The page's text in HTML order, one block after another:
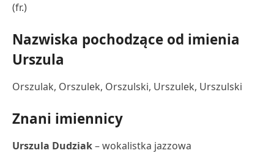
(fr.)
Nazwiska pochodzące od imienia
Urszula
Orszulak, Orszulek, Orszulski, Urszulek, Urszulski
Znani imiennicy
Urszula Dudziak– wokalistka jazzowa